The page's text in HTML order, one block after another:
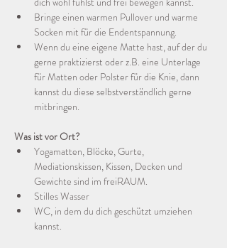
Bringe einen warmen Pullover und warme
Socken mit für die Endentspannung.
Wenn du eine eigene Matte hast, auf der du
gerne praktizierst oder z.B. eine Unterlage
für Matten oder Polster für die Knie, dann
kannst du diese selbstverständlich gerne
mitbringen.
Was ist vor Ort?
Yogamatten, Blöcke, Gurte,
Mediationskissen, Kissen, Decken und
Gewichte sind im freiRAUM.
Stilles Wasser
WC, in dem du dich geschützt umziehen
kannst.